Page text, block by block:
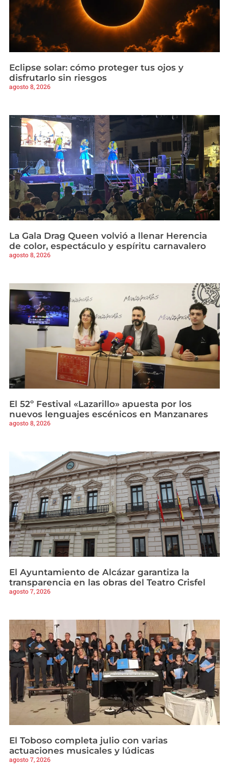
Eclipse solar: cómo proteger tus ojos y
disfrutarlo sin riesgos
agosto 8, 2026
La Gala Drag Queen volvió a llenar Herencia
de color, espectáculo y espíritu carnavalero
agosto 8, 2026
El 52º Festival «Lazarillo» apuesta por los
nuevos lenguajes escénicos en Manzanares
agosto 8, 2026
El Ayuntamiento de Alcázar garantiza la
transparencia en las obras del Teatro Crisfel
agosto 7, 2026
El Toboso completa julio con varias
actuaciones musicales y lúdicas
agosto 7, 2026